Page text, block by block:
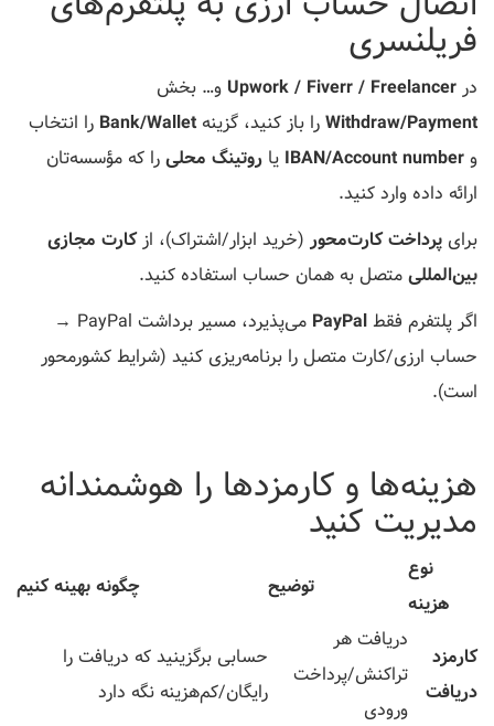
فریلنسری
درUpwork / Fiverr / Freelancer و… بخش
Withdraw/Paymentرا باز کنید، گزینه Bank/Wallet را انتخاب
وIBAN/Account number یا روتینگ محلیرا که مؤسسه‌تان
ارائه داده وارد کنید.
برای پرداخت کارت‌محور (خرید ابزار/اشتراک)، ازکارت مجازی
بین‌المللیمتصل به همان حساب استفاده کنید.
اگر پلتفرم فقطPayPal
می‌پذیرد، مسیر برداشت PayPal →
حساب ارزی/کارت متصل را برنامه‌ریزی کنید (شرایط کشورمحور
است).
هزینه‌ها و کارمزدها را هوشمندانه
مدیریت کنید
نوع
هزینه
توضیح چگونه بهینه کنیم
کارمزد
دریافت
دریافت هر
تراکنش/پرداخت
ورودی
حسابی برگزینید که دریافت را
رایگان/کم‌هزینه نگه دارد